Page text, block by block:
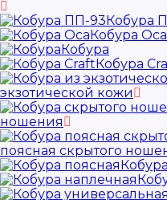
Кобура
Кобура Оса
Кобура
Кобура
экзотической кожи
ношения
поясная скрытого